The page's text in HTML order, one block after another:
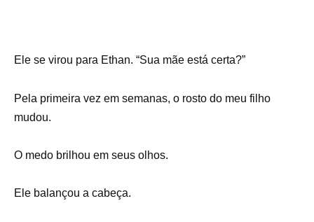
Ele se virou para Ethan. “Sua mãe está certa?”
Pela primeira vez em semanas, o rosto do meu filho
mudou.
O medo brilhou em seus olhos.
Ele balançou a cabeça.